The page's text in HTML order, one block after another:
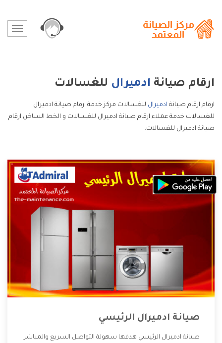
ارقام صيانة ادميرال للغسالات
ارقام ارقام صيانة ادميرال للغسالات مركز خدمة ارقام صيانة ادميرال
للغسالات خدمة عملاء ارقام صيانة ادميرال للغسالات و الخط الساخن ارقام
صيانة ادميرال للغسالات.
صيانة ادميرال الرئيسي
صيانة ادميرال الرئيسي هدفها سهولة التواصل السريع والمباشر